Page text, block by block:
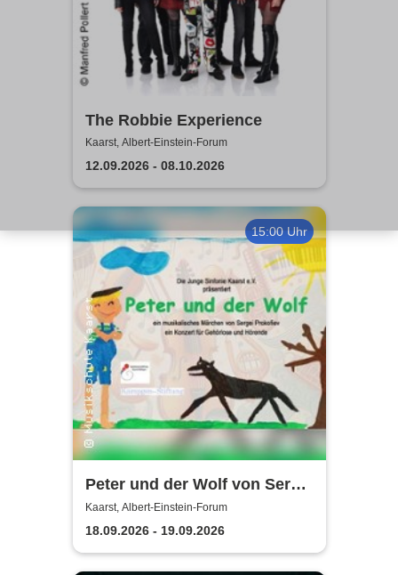
The Robbie Experience
Kaarst, Albert-Einstein-Forum
12.09.2026 - 08.10.2026
15:00 Uhr
Peter und der Wolf von Sergei
Prokofiev | Konzert für
Gehörlose und Hörende
Kaarst, Albert-Einstein-Forum
18.09.2026 - 19.09.2026